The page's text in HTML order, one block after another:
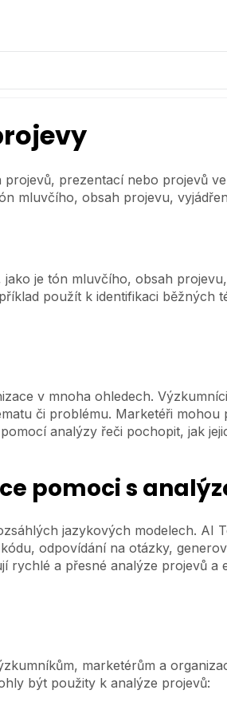
prezentací nebo projevů
mluvčího, obsah projevu,
je tón mluvčího, obsah
použít k identifikaci běžných
v mnoha ohledech.
či problému. Marketéři mohou
analýzy řeči pochopit, jak
pomoci s
jazykových modelech. AI
odpovídání na otázky,
rychlé a přesné analýze projevů
marketérům a
být použity k analýze projevů: